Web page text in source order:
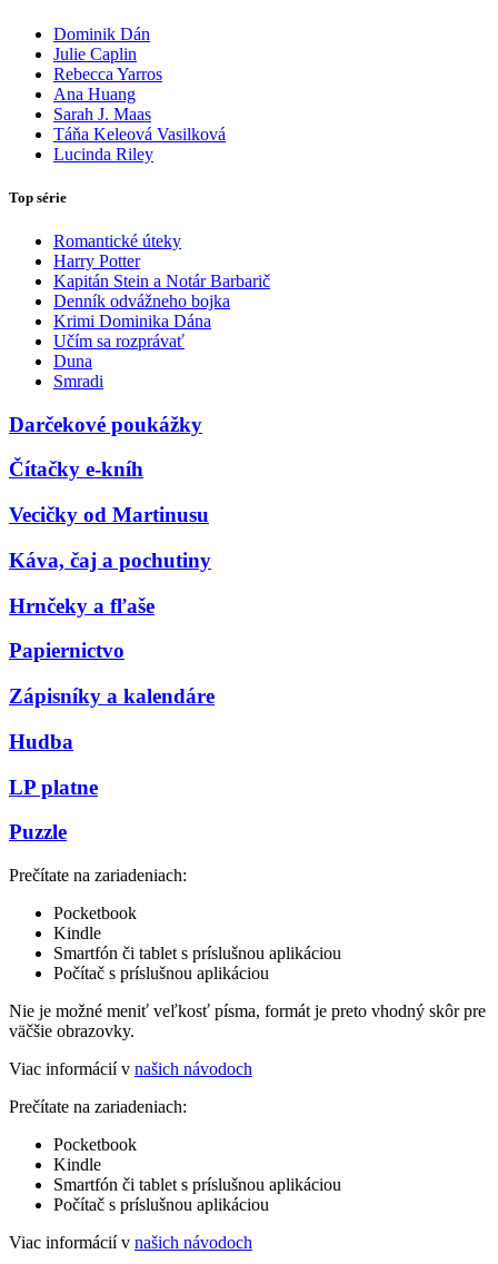
Dominik Dán
Julie Caplin
Rebecca Yarros
Ana Huang
Sarah J. Maas
Táňa Keleová Vasilková
Lucinda Riley
Top série
Romantické úteky
Harry Potter
Kapitán Stein a Notár Barbarič
Denník odvážneho bojka
Krimi Dominika Dána
Učím sa rozprávať
Duna
Smradi
Darčekové poukážky
Čítačky e-kníh
Vecičky od Martinusu
Káva, čaj a pochutiny
Hrnčeky a fľaše
Papiernictvo
Zápisníky a kalendáre
Hudba
LP platne
Puzzle
Prečítate na zariadeniach:
Pocketbook
Kindle
Smartfón či tablet s príslušnou aplikáciou
Počítač s príslušnou aplikáciou
Nie je možné meniť veľkosť písma, formát je preto vhodný skôr pre
väčšie obrazovky.
Viac informácií v našich návodoch
Prečítate na zariadeniach:
Pocketbook
Kindle
Smartfón či tablet s príslušnou aplikáciou
Počítač s príslušnou aplikáciou
Viac informácií v našich návodoch